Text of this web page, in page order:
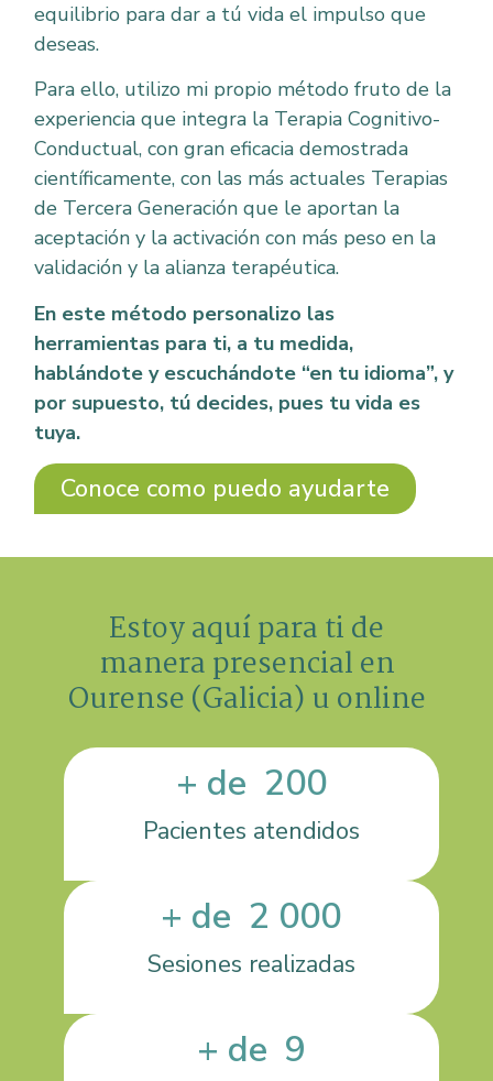
equilibrio para dar a tú vida el impulso que
deseas.
Para ello, utilizo mi propio método fruto de la
experiencia que integra la Terapia Cognitivo-
Conductual, con gran eficacia demostrada
científicamente, con las más actuales Terapias
de Tercera Generación que le aportan la
aceptación y la activación con más peso en la
validación y la alianza terapéutica.
En este método personalizo las
herramientas para ti, a tu medida,
hablándote y escuchándote “en tu idioma”, y
por supuesto, tú decides, pues tu vida es
tuya.
Conoce como puedo ayudarte
Estoy aquí para ti de
manera presencial en
Ourense (Galicia) u online
Pacientes atendidos
+ de 200
Sesiones realizadas
+ de 2 000
+ de 9